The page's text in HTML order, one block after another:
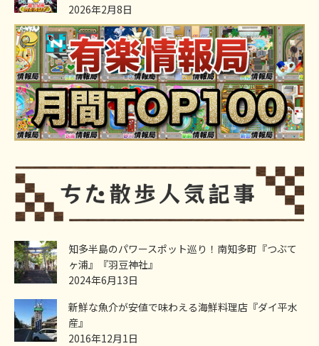
2026年2月8日
知多半島のパワースポット巡り！南知多町『つぶて
ヶ浦』『羽豆神社』
2024年6月13日
新鮮な魚介が安値で味わえる海鮮料理店『ダイ平水
産』
2016年12月1日